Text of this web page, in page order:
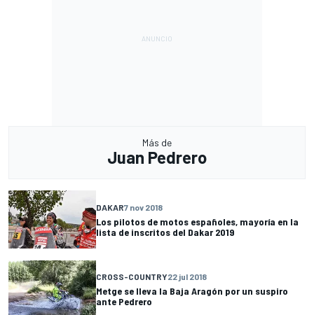
Más de
Juan Pedrero
DAKAR7 nov 2018
Los pilotos de motos españoles, mayoría en la
lista de inscritos del Dakar 2019
CROSS-COUNTRY22 jul 2018
Metge se lleva la Baja Aragón por un suspiro
ante Pedrero